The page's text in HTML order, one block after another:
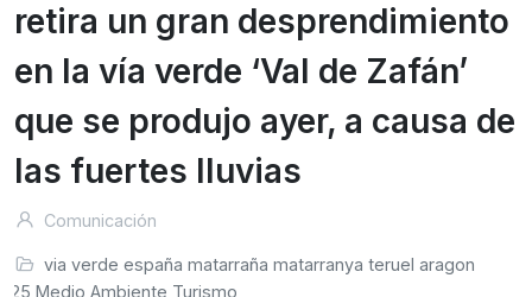
retira un gran desprendimiento
en la vía verde ‘Val de Zafán’
que se produjo ayer, a causa de
las fuertes lluvias
Comunicación
via verde españa matarraña matarranya teruel aragon
Medio Ambiente Turismo